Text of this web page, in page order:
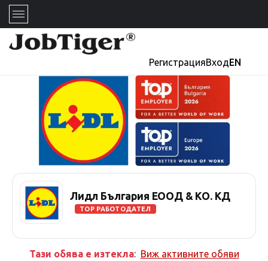
РегистрацияВходEN
Лидл България ЕООД & КО. КД
TOP РАБОТОДАТЕЛ
Тази обява е изтекла: Виж активните обяви